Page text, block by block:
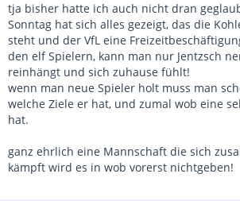
tja bisher hatte ich auch nicht dran
Sonntag hat sich alles gezeigt, das die
steht und der VfL eine
den elf Spielern, kann man nur Jentzsch
reinhängt und sich zuhause fühlt!
wenn man neue Spieler holt muss man
welche Ziele er hat, und zumal wob eine
hat.
ganz ehrlich eine Mannschaft die sich
kämpft wird es in wob vorerst nichtgeben!